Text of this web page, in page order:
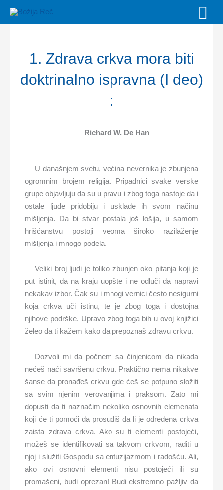
1. Zdrava crkva mora biti
doktrinalno ispravna (I deo)
:
Richard W. De Han
U današnjem svetu, većina nevernika je zbunjena
ogromnim brojem religija. Pripadnici svake verske
grupe objavljuju da su u pravu i zbog toga nastoje da i
ostale ljude pridobiju i usklade ih svom načinu
mišljenja. Da bi stvar postala još lošija, u samom
hrišćanstvu postoji veoma široko razilaženje
mišljenja i mnogo podela.
Veliki broj ljudi je toliko zbunjen oko pitanja koji je
put istinit, da na kraju uopšte i ne odluči da napravi
nekakav izbor. Čak su i mnogi vernici često nesigurni
koja crkva uči istinu, te je zbog toga i dostojna
njihove podrške. Upravo zbog toga bih u ovoj knjižici
želeo da ti kažem kako da prepoznaš zdravu crkvu.
Dozvoli mi da počnem sa činjenicom da nikada
nećeš naći savršenu crkvu. Praktično nema nikakve
šanse da pronađeš crkvu gde ćeš se potpuno složiti
sa svim njenim verovanjima i praksom. Zato mi
dopusti da ti naznačim nekoliko osnovnih elemenata
koji će ti pomoći da prosudiš da li je određena crkva
zaista zdrava crkva. Ako su ti elementi postojeći,
možeš se identifikovati sa takvom crkvom, raditi u
njoj i služiti Gospodu sa entuzijazmom i radošću. Ali,
ako ovi osnovni elementi nisu postojeći ili su
promašeni, budi oprezan! Budi ekstremno pažljiv da